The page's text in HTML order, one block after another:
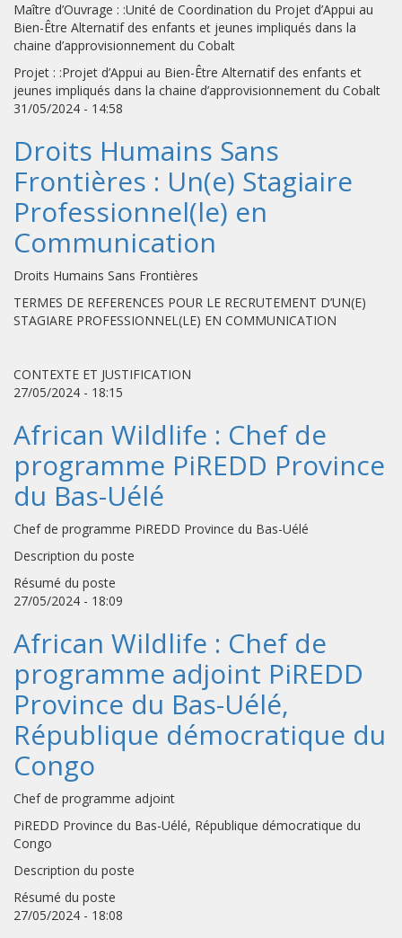
Maître d’Ouvrage : :Unité de Coordination du Projet d’Appui au
Bien-Être Alternatif des enfants et jeunes impliqués dans la
chaine d’approvisionnement du Cobalt
Projet : :Projet d’Appui au Bien-Être Alternatif des enfants et
jeunes impliqués dans la chaine d’approvisionnement du Cobalt
31/05/2024 - 14:58
Droits Humains Sans
Frontières : Un(e) Stagiaire
Professionnel(le) en
Communication
Droits Humains Sans Frontières
TERMES DE REFERENCES POUR LE RECRUTEMENT D’UN(E)
STAGIARE PROFESSIONNEL(LE) EN COMMUNICATION
CONTEXTE ET JUSTIFICATION
27/05/2024 - 18:15
African Wildlife : Chef de
programme PiREDD Province
du Bas-Uélé
Chef de programme PiREDD Province du Bas-Uélé
Description du poste
Résumé du poste
27/05/2024 - 18:09
African Wildlife : Chef de
programme adjoint PiREDD
Province du Bas-Uélé,
République démocratique du
Congo
Chef de programme adjoint
PiREDD Province du Bas-Uélé, République démocratique du
Congo
Description du poste
Résumé du poste
27/05/2024 - 18:08